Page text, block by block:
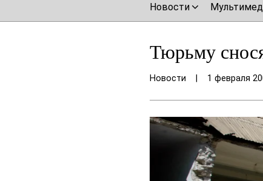
Новости
Тюрьму
Новости 1 февраля